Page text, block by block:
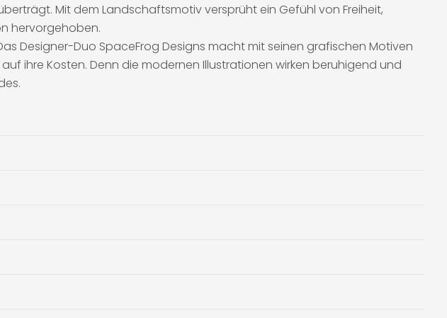
Mit dem Landschaftsmotiv versprüht ein Gefühl von Freiheit,
hervorgehoben.
Designer-Duo SpaceFrog Designs macht mit seinen grafischen Motiven
ihre Kosten. Denn die modernen Illustrationen wirken beruhigend und